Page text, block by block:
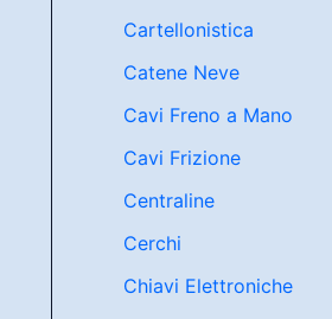
Cartellonistica
Catene Neve
Cavi Freno a Mano
Cavi Frizione
Centraline
Cerchi
Chiavi Elettroniche